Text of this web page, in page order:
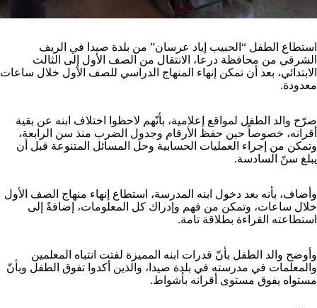
استطاع الطفل “الحبيب إياد عرسان” من بلدة صيدا في الريف
الشرقي من محافظة درعا، الانتقال من الصف الأول إلى الثالث
الابتدائي، بعد أن تمكن إنهاء المنهاج الدراسي للصف الأول خلال ساعات
معدودة.
صرّح والد الطفل لمواقع إعلامية، بأنّهم لاحظوا اختلاف ابنه عن بقية
أقرانه، خصوصاً حين حفظ الأرقام وجدول الضرب منذ سن الرابعة،
وتمكن من إجراء العمليات الحسابية وحل المسائل المتنوعة قبل أن
يبلغ سنّ السادسة.
وأضاف، بأنه بعد دخول ابنه المدرسة، استطاع إنهاء منهاج الصف الأول
خلال ساعات، وتمكن من فهم وإدراك كل المعلومات، إضافةً إلى
استطاعته القراءة بطلاقة تامة.
وأوضح والد الطفل بأنّ قدرات ابنه المميزة لفتت انتباه المعلمين
والمعلمات في مدرسته في بلدة صيدا، والذين أكدوا تفوق الطفل وبأنّ
مستواه يفوق مستوى أقرانه بأشواط.